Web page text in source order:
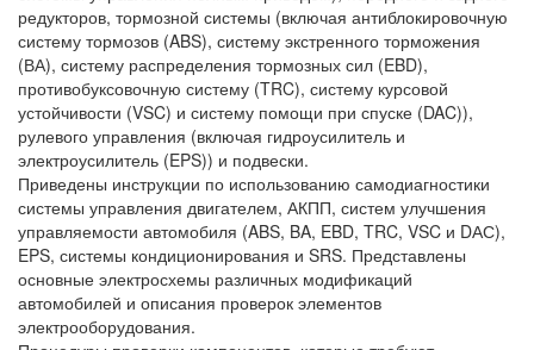
редукторов, тормозной системы (включая антиблокировочную
систему тормозов (ABS), систему экстренного торможения
(ВА), систему распределения тормозных сил (EBD),
противобуксовочную систему (TRC), систему курсовой
устойчивости (VSC) и систему помощи при спуске (DAC)),
рулевого управления (включая гидроусилитель и
электроусилитель (EPS)) и подвески.
Приведены инструкции по использованию самодиагностики
системы управления двигателем, АКПП, систем улучшения
управляемости автомобиля (ABS, BA, EBD, TRC, VSC и DАС),
EPS, системы кондиционирования и SRS. Представлены
основные электросхемы различных модификаций
автомобилей и описания проверок элементов
электрооборудования.